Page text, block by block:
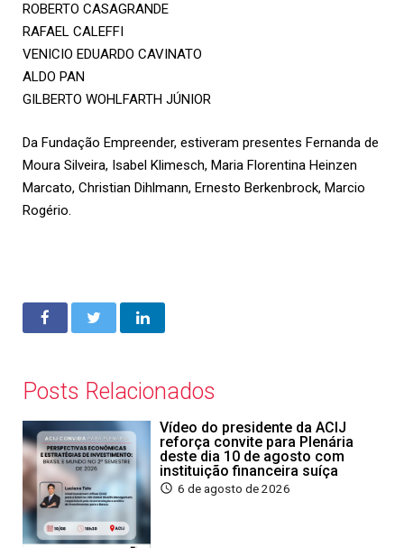
ROBERTO CASAGRANDE
RAFAEL CALEFFI
VENICIO EDUARDO CAVINATO
ALDO PAN
GILBERTO WOHLFARTH JÚNIOR
Da Fundação Empreender, estiveram presentes Fernanda de
Moura Silveira, Isabel Klimesch, Maria Florentina Heinzen
Marcato, Christian Dihlmann, Ernesto Berkenbrock, Marcio
Rogério.
Posts Relacionados
Vídeo do presidente da ACIJ
reforça convite para Plenária
deste dia 10 de agosto com
instituição financeira suíça
6 de agosto de 2026